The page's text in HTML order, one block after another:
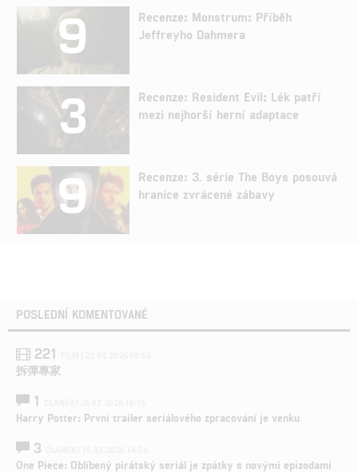
9
Recenze: Monstrum: Příběh
Jeffreyho Dahmera
3
Recenze: Resident Evil: Lék patří
mezi nejhorší herní adaptace
9
Recenze: 3. série The Boys posouvá
hranice zvrácené zábavy
POSLEDNÍ KOMENTOVANÉ
221
拆彈專家
1
Harry Potter: První trailer seriálového zpracování je venku
3
One Piece: Oblíbený pirátský seriál je zpátky s novými epizodami